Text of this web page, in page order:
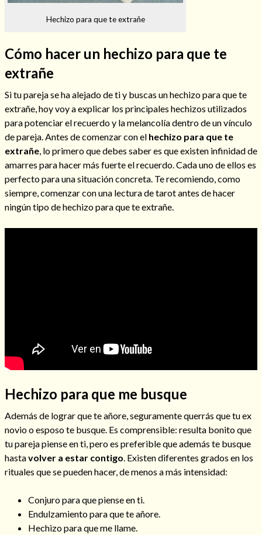
Endulzamiento
Hechizo para que te extrañe
Cómo hacer un hechizo para que te
extrañe
Si tu pareja se ha alejado de ti y buscas un hechizo para que te
extrañe, hoy voy a explicar los principales hechizos utilizados
para potenciar el recuerdo y la melancolía dentro de un vínculo
de pareja. Antes de comenzar con el hechizo para que te
extrañe , lo primero que debes saber es que existen infinidad de
amarres para hacer más fuerte el recuerdo. Cada uno de ellos es
perfecto para una situación concreta. Te recomiendo, como
siempre, comenzar con una lectura de tarot antes de hacer
ningún tipo de hechizo para que te extrañe.
Hechizo para que me busque
Además de lograr que te añore, seguramente querrás que tu ex
novio o esposo te busque. Es comprensible: resulta bonito que
tu pareja piense en ti, pero es preferible que además te busque
hastavolver a estar contigo. Existen diferentes grados en los
rituales que se pueden hacer, de menos a más intensidad:
Conjuro para que piense en ti.
Endulzamiento para que te añore.
Hechizo para que me llame.